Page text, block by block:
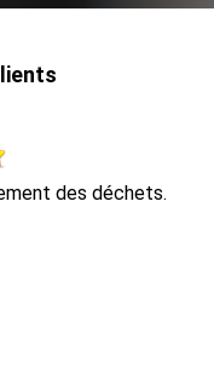
dans la foulée, en